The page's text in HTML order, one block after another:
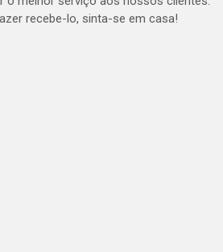
recebe-lo, sinta-se em casa!